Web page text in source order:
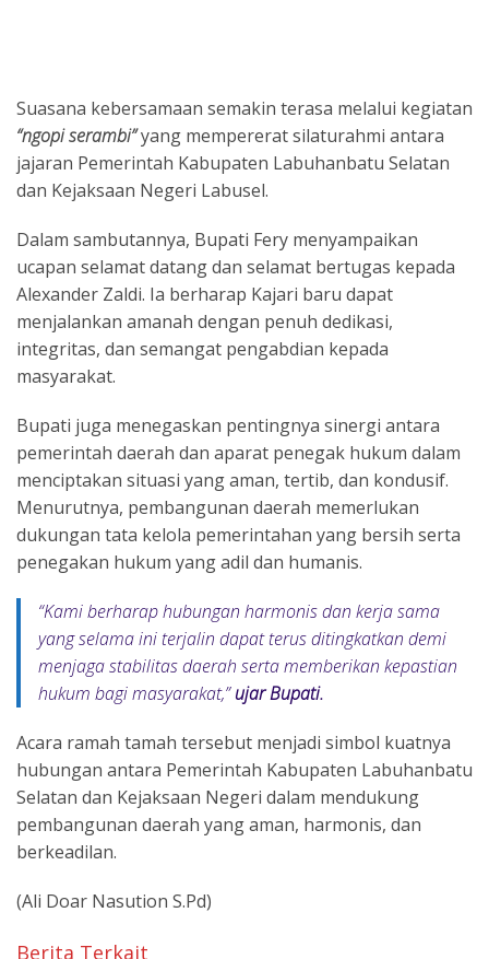
Suasana kebersamaan semakin terasa melalui kegiatan
“ngopi serambi”yang mempererat silaturahmi antara
jajaran Pemerintah Kabupaten Labuhanbatu Selatan
dan Kejaksaan Negeri Labusel.
Dalam sambutannya, Bupati Fery menyampaikan
ucapan selamat datang dan selamat bertugas kepada
Alexander Zaldi. Ia berharap Kajari baru dapat
menjalankan amanah dengan penuh dedikasi,
integritas, dan semangat pengabdian kepada
masyarakat.
Bupati juga menegaskan pentingnya sinergi antara
pemerintah daerah dan aparat penegak hukum dalam
menciptakan situasi yang aman, tertib, dan kondusif.
Menurutnya, pembangunan daerah memerlukan
dukungan tata kelola pemerintahan yang bersih serta
penegakan hukum yang adil dan humanis.
“Kami berharap hubungan harmonis dan kerja sama
yang selama ini terjalin dapat terus ditingkatkan demi
menjaga stabilitas daerah serta memberikan kepastian
hukum bagi masyarakat,”ujar Bupati.
Acara ramah tamah tersebut menjadi simbol kuatnya
hubungan antara Pemerintah Kabupaten Labuhanbatu
Selatan dan Kejaksaan Negeri dalam mendukung
pembangunan daerah yang aman, harmonis, dan
berkeadilan.
(Ali Doar Nasution S.Pd)
Berita Terkait